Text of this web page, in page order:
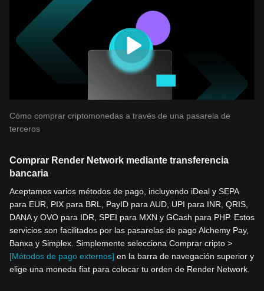
Cómo comprar criptomonedas a través de una pasarela de
terceros
Comprar Render Network mediante transferencia
bancaria
Aceptamos varios métodos de pago, incluyendo iDeal y SEPA
para EUR, PIX para BRL, PayID para AUD, UPI para INR, QRIS,
DANA y OVO para IDR, SPEI para MXN y GCash para PHP. Estos
servicios son facilitados por las pasarelas de pago Alchemy Pay,
Banxa y Simplex. Simplemente selecciona Comprar cripto >
[Métodos de pago externos] en la barra de navegación superior y
elige una moneda fiat para colocar tu orden de Render Network.